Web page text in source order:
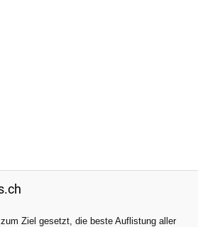
Ziel gesetzt, die beste Auflistung aller